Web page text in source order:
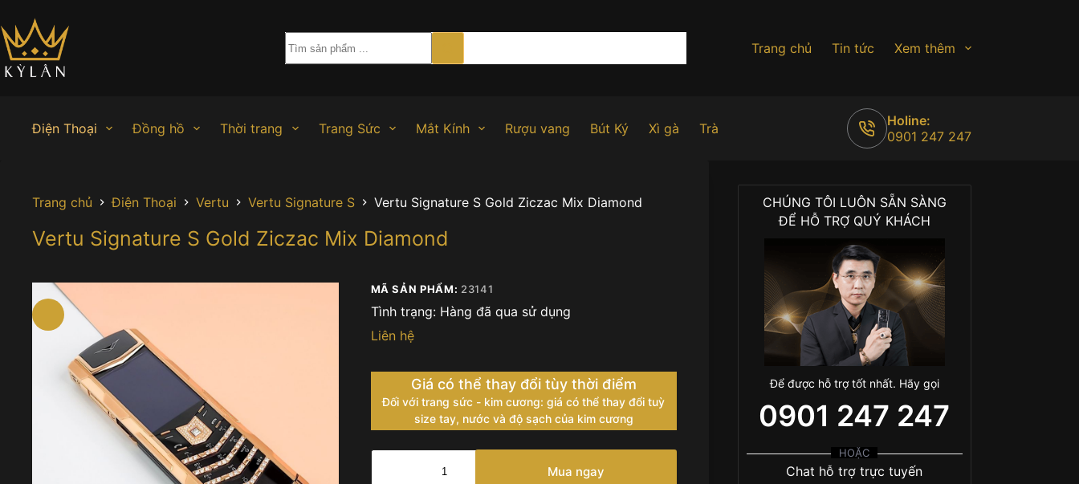
đến
phần
nội
dung
Trang chủ Tin tức Xem thêm
Điện Thoại Đồng hồ Thời trang Trang Sức Mắt Kính Rượu vang Bút Ký Xì gà Trà
Holine:
0901 247 247
Trang chủ Điện Thoại Vertu Vertu Signature S Vertu Signature S Gold Ziczac Mix Diamond
Vertu Signature S Gold Ziczac Mix Diamond
MÃ SẢN PHẨM: 23141
Tình trạng: Hàng đã qua sử dụng
Liên hệ
Giá có thể thay đổi tùy thời điểm
Đối với trang sức - kim cương: giá có thể thay đổi tuỳ
size tay, nước và độ sạch của kim cương
Vertu
Mua ngay
CHÚNG TÔI LUÔN SẴN SÀNG
ĐỂ HỖ TRỢ QUÝ KHÁCH
Để được hỗ trợ tốt nhất. Hãy gọi
0901 247 247
HOẶC
Chat hỗ trợ trực tuyến